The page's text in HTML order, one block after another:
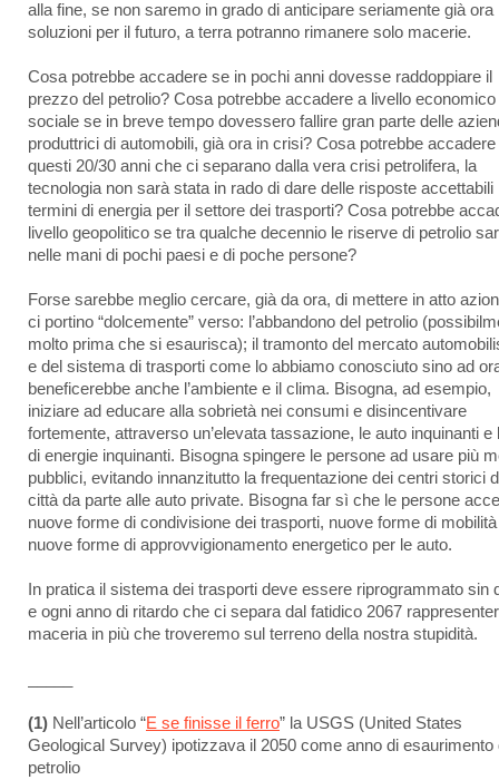
alla fine, se non saremo in grado di anticipare seriamente già ora
soluzioni per il futuro, a terra potranno rimanere solo macerie.
Cosa potrebbe accadere se in pochi anni dovesse raddoppiare il
prezzo del petrolio? Cosa potrebbe accadere a livello economico
sociale se in breve tempo dovessero fallire gran parte delle
produttrici di automobili, già ora in crisi? Cosa potrebbe
questi 20/30 anni che ci separano dalla vera crisi petrolifera, la
tecnologia non sarà stata in rado di dare delle risposte accettabili
termini di energia per il settore dei trasporti? Cosa potrebbe
livello geopolitico se tra qualche decennio le riserve di petrolio
nelle mani di pochi paesi e di poche persone?
Forse sarebbe meglio cercare, già da ora, di mettere in atto
ci portino “dolcemente” verso: l’abbandono del petrolio
molto prima che si esaurisca); il tramonto del mercato
e del sistema di trasporti come lo abbiamo conosciuto sino ad
beneficerebbe anche l’ambiente e il clima. Bisogna, ad esempio,
iniziare ad educare alla sobrietà nei consumi e disincentivare
fortemente, attraverso un’elevata tassazione, le auto inquinanti e
di energie inquinanti. Bisogna spingere le persone ad usare più
pubblici, evitando innanzitutto la frequentazione dei centri storici
città da parte alle auto private. Bisogna far sì che le persone
nuove forme di condivisione dei trasporti, nuove forme di
nuove forme di approvvigionamento energetico per le auto.
In pratica il sistema dei trasporti deve essere riprogrammato sin
e ogni anno di ritardo che ci separa dal fatidico 2067
maceria in più che troveremo sul terreno della nostra stupidità.
(1) Nell’articolo “E se finisse il ferro” la USGS (United States
Geological Survey) ipotizzava il 2050 come anno di esaurimento
petrolio